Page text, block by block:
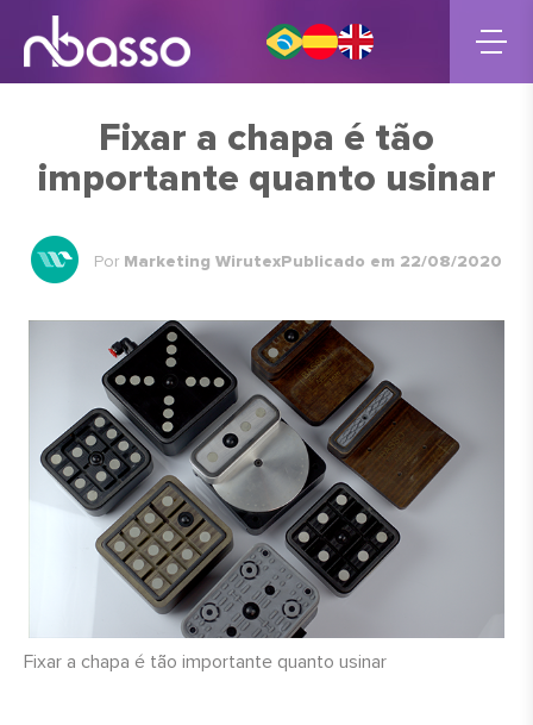
Fixar a chapa é tão
importante quanto usinar
Por Marketing Wirutex Publicado em 22/08/2020
Fixar a chapa é tão importante quanto usinar